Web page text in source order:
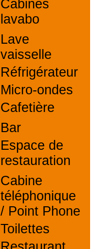
Cabines
lavabo
Lave
vaisselle
Réfrigérateur
Micro-ondes
Cafetière
Bar
Espace de
restauration
Cabine
téléphonique
/ Point Phone
Toilettes